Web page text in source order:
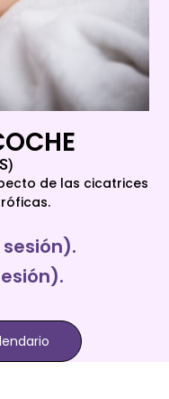
de las cicatrices
sesión).